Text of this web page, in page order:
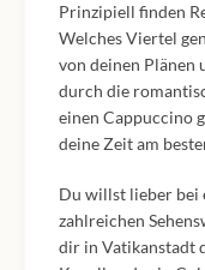
Prinzipiell finden
Welches Viertel
von deinen Plänen
durch die
einen Cappuccino
deine Zeit am
Du willst lieber bei
zahlreichen
dir in Vatikanstadt